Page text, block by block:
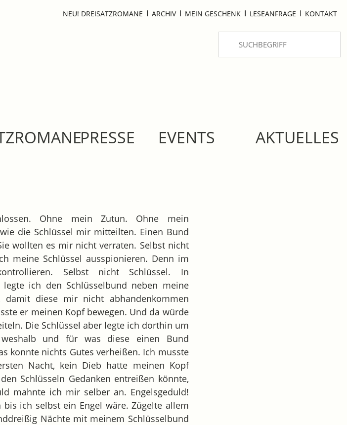
NEU! DREISATZROMANE I ARCHIV I MEIN GESCHENK I LESEANFRAGE I KONTAKT
PRESSE EVENTS AKTUELLES
Ohne mein Zutun. Ohne mein
die Schlüssel mir mitteilten. Einen Bund
wollten es mir nicht verraten. Selbst nicht
meine Schlüssel ausspionieren. Denn im
Selbst nicht Schlüssel. In
ich den Schlüsselbund neben meine
damit diese mir nicht abhandenkommen
er meinen Kopf bewegen. Und da würde
Die Schlüssel aber legte ich dorthin um
und für was diese einen Bund
konnte nichts Gutes verheißen. Ich musste
Nacht, kein Dieb hatte meinen Kopf
Schlüsseln Gedanken entreißen könnte,
mahnte ich mir selber an. Engelsgeduld!
ich selbst ein Engel wäre. Zügelte allem
Nächte mit meinem Schlüsselbund